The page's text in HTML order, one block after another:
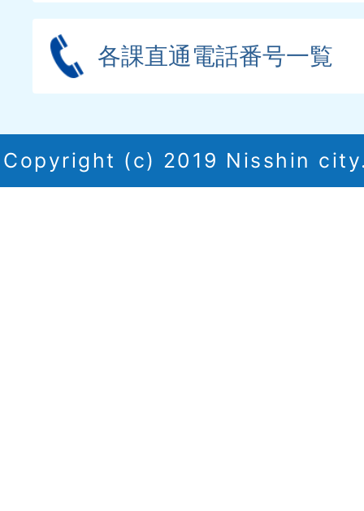
各課直通電話番号一覧
Copyright (c) 2019 Nisshin